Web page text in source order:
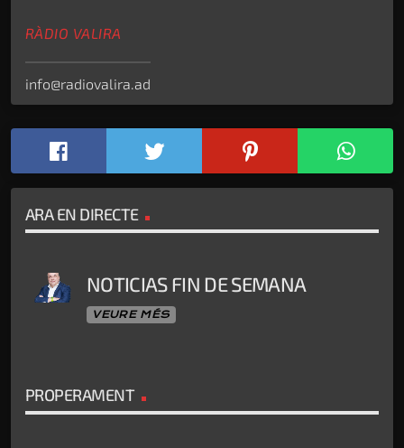
RÀDIO VALIRA
info@radiovalira.ad
ARA EN DIRECTE
NOTICIAS FIN DE SEMANA
VEURE MÉS
PROPERAMENT